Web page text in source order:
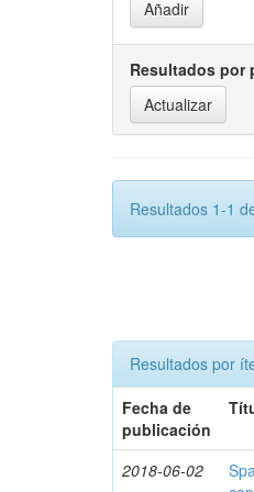
Resultados por
Resultados 1-1
Resultados por
Fecha de
publicación
2018-06-02